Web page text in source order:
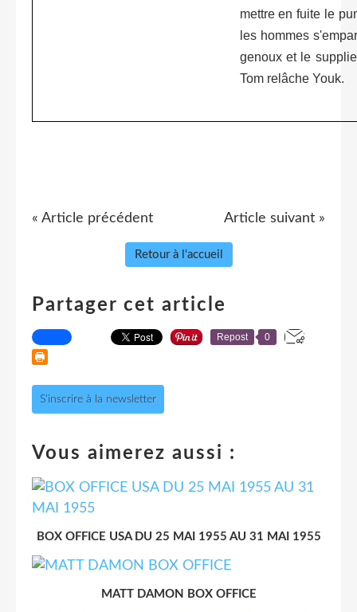
mettre en fuite le
les hommes
genoux et le
Tom relâche Youk.
« Article précédent Article suivant »
Retour à l'accueil
Partager cet article
Repost 0
S'inscrire à la newsletter
Vous aimerez aussi :
BOX OFFICE USA DU 25 MAI 1955 AU 31 MAI 1955
MATT DAMON BOX OFFICE